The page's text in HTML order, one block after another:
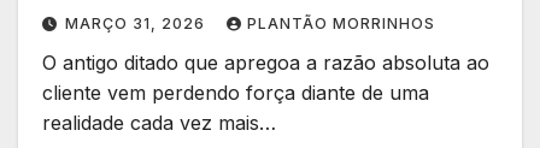
MARÇO 31, 2026 PLANTÃO MORRINHOS
O antigo ditado que apregoa a razão absoluta ao
cliente vem perdendo força diante de uma
realidade cada vez mais…